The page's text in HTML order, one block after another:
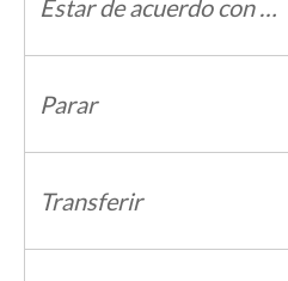
Estar de acuerdo con …
Parar
Transferir